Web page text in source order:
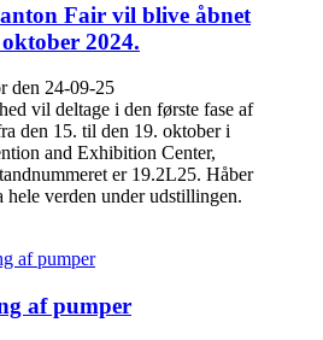
Fair vil blive åbnet
2024.
den 24-09-25
vil deltage i den første fase af
den 15. til den 19. oktober i
and Exhibition Center,
er 19.2L25. Håber
hele verden under udstillingen.
af pumper